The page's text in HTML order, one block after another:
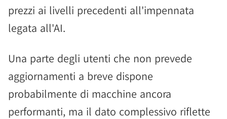
prezzi ai livelli precedenti all'impennata
legata all'AI.
Una parte degli utenti che non prevede
aggiornamenti a breve dispone
probabilmente di macchine ancora
performanti, ma il dato complessivo riflette